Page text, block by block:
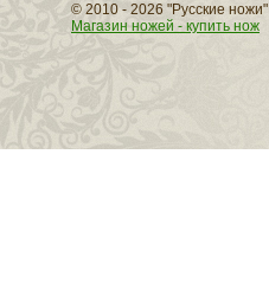
© 2010 - 2026 "Русские ножи"
Магазин ножей - купить нож